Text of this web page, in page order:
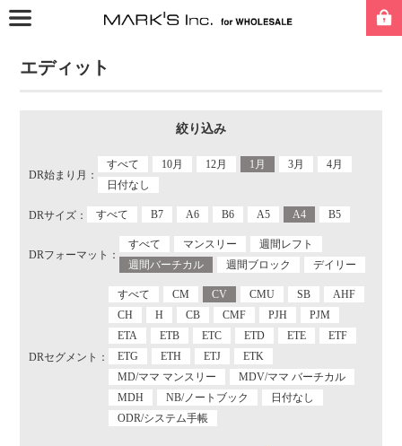
エディット
絞り込み
DR始まり月：
すべて 10月 12月 1月 3月
4月
日付なし
DRサイズ： すべて B7 A6 B6 A5 A4 B5
DRフォーマット：
すべて マンスリー
週間レフト
週間バーチカル
週間ブロック デイリー
DRセグメント：
すべて CM CV CMU SB
AHF
CH
H CB CMF PJH
PJM
ETA
ETB ETC ETD ETE
ETF
ETG
ETH ETJ
ETK
MD/ママ マンスリー
MDV/ママ バーチカル
MDH
NB/ノートブック
日付なし
ODR/システム手帳